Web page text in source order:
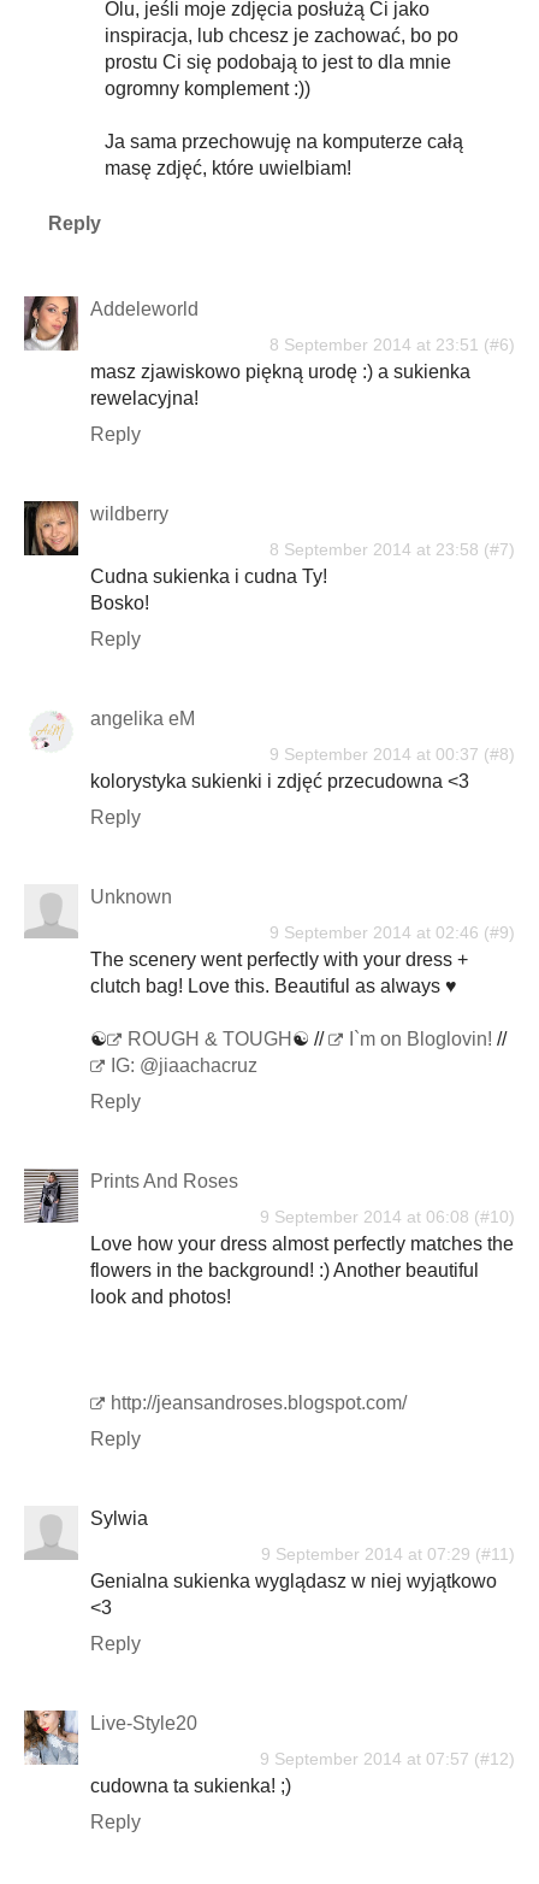
Olu, jeśli moje zdjęcia posłużą Ci jako
inspiracja, lub chcesz je zachować, bo po
prostu Ci się podobają to jest to dla mnie
ogromny komplement :))
Ja sama przechowuję na komputerze całą
masę zdjęć, które uwielbiam!
Reply
Addeleworld
8 September 2014 at 23:51
masz zjawiskowo piękną urodę :) a sukienka
rewelacyjna!
Reply
wildberry
8 September 2014 at 23:58
Cudna sukienka i cudna Ty!
Bosko!
Reply
angelika eM
9 September 2014 at 00:37
kolorystyka sukienki i zdjęć przecudowna <3
Reply
Unknown
9 September 2014 at 02:46
The scenery went perfectly with your dress +
clutch bag! Love this. Beautiful as always ♥
☯ ROUGH & TOUGH ☯ // I`m on Bloglovin! //
IG: @jiaachacruz
Reply
Prints And Roses
9 September 2014 at 06:08
Love how your dress almost perfectly matches the
flowers in the background! :) Another beautiful
look and photos!
http://jeansandroses.blogspot.com/
Reply
Sylwia
9 September 2014 at 07:29
Genialna sukienka wyglądasz w niej wyjątkowo
<3
Reply
Live-Style20
9 September 2014 at 07:57
cudowna ta sukienka! ;)
Reply